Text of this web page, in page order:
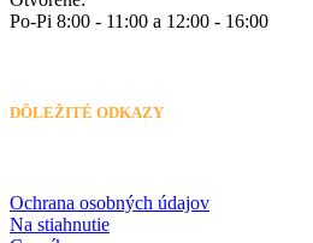
Po-Pi 8:00 - 11:00 a 12:00 - 16:00
DÔLEŽITÉ ODKAZY
Ochrana osobných údajov
Na stiahnutie